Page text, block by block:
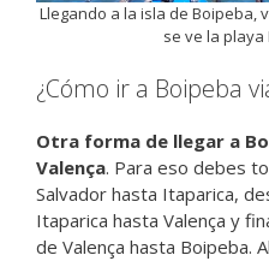
Llegando a la isla de Boipeba,
se ve la playa
¿Cómo ir a Boipeba
Otra forma de llegar a
Valença. Para eso debes
Salvador hasta Itaparica,
Itaparica hasta Valença y
de Valença hasta Boipeba.